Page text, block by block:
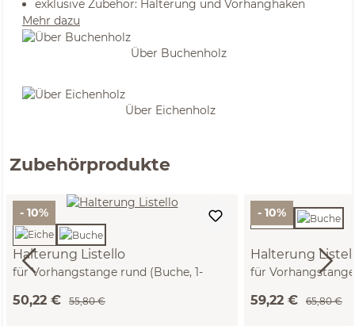
exklusive Zubehör: Halterung und Vorhanghaken
Mehr dazu
Über Buchenholz
Über Eichenholz
Zubehörprodukte
- 10%
Halterung Listello
für Vorhangstange rund (Buche, 1-
50,22 € 55,80 €
- 10%
Halterung
für
59,22 € 65,80 €